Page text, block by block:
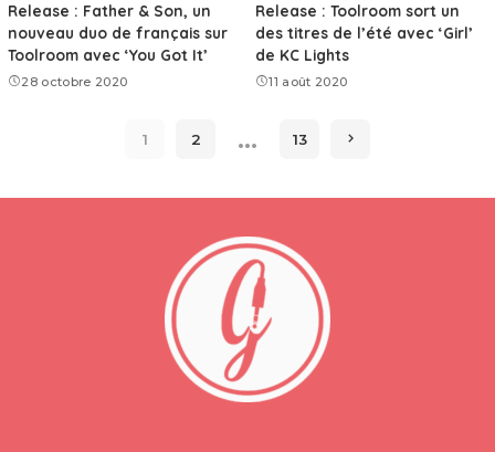
Release : Father & Son, un
nouveau duo de français sur
Toolroom avec ‘You Got It’
28 octobre 2020
Release : Toolroom sort un
des titres de l’été avec ‘Girl’
de KC Lights
11 août 2020
1 2 … 13